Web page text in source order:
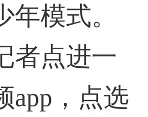
年模式。
点进一
app，点选